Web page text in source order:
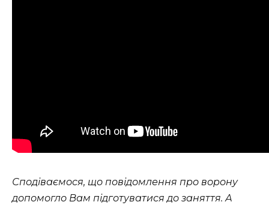
Сподіваємося, що повідомлення про ворону
допомогло Вам підготуватися до заняття. А